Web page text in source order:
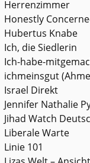
Herrenzimmer
Honestly
Hubertus Knabe
Ich, die Siedlerin
Ich-habe-
ichmeinsgut
Israel Direkt
Jennifer Nathalie
Jihad Watch
Liberale Warte
Linie 101